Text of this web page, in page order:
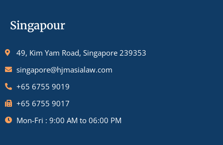
Singapour
49, Kim Yam Road, Singapore 239353
singapore@hjmasialaw.com
+65 6755 9019
+65 6755 9017
Mon-Fri : 9:00 AM to 06:00 PM